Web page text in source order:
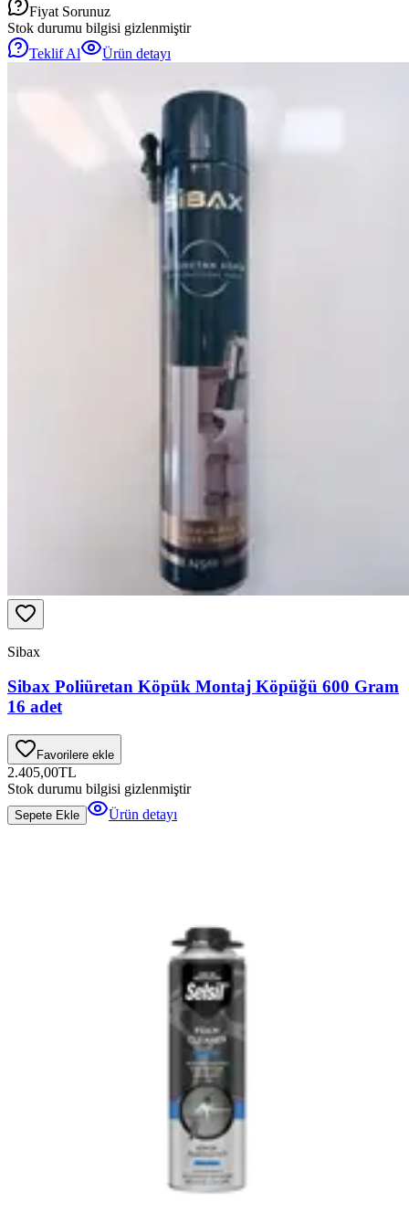
Fiyat Sorunuz
Stok durumu bilgisi gizlenmiştir
Teklif Al
Ürün detayı
Sibax
Sibax Poliüretan Köpük Montaj Köpüğü 600 Gram
16 adet
Favorilere ekle
2.405,00TL
Stok durumu bilgisi gizlenmiştir
Sepete Ekle Ürün detayı